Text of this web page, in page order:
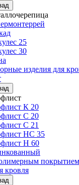
25
30
изделия для
К 20
С 20
C 21
НС 35
Н 60
покрытием
кровля